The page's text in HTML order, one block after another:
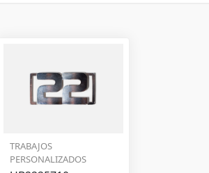
TRABAJOS
PERSONALIZADOS